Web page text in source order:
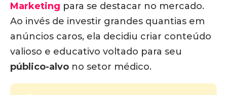
Marketing para se destacar no mercado.
Ao invés de investir grandes quantias em
anúncios caros, ela decidiu criar conteúdo
valioso e educativo voltado para seu
público-alvo no setor médico.